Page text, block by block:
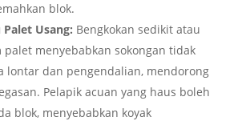
blok.
Usang: Bengkokan sedikit atau
palet menyebabkan sokongan tidak
lontar dan pengendalian, mendorong
Pelapik acuan yang haus boleh
blok, menyebabkan koyak